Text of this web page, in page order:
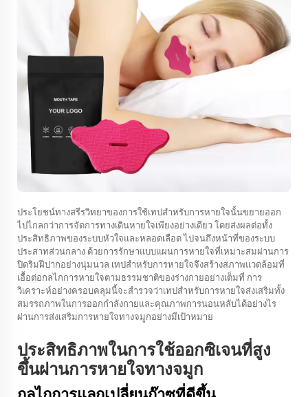
ประโยชน์ทางสรีรวิทยาของการใช้เทปสำหรับการหายใจนั้นขยายออก
ไปไกลกว่าการจัดการทางเดินหายใจเพียงอย่างเดียว โดยส่งผลต่อทั้ง
ประสิทธิภาพของระบบหัวใจและหลอดเลือด ไปจนถึงหน้าที่ของระบบ
ประสาทส่วนกลาง ด้วยการรักษาแบบแผนการหายใจที่เหมาะสมผ่านการ
ปิดริมฝีปากอย่างนุ่มนวล เทปสำหรับการหายใจจึงสร้างสภาพแวดล้อมที่
เอื้อต่อกลไกการหายใจตามธรรมชาติของร่างกายอย่างเต็มที่ การ
วิเคราะห์อย่างครอบคลุมนี้จะสำรวจว่าเทปสำหรับการหายใจส่งเสริมทั้ง
สมรรถภาพในการออกกำลังกายและคุณภาพการนอนหลับได้อย่างไร
ผ่านการส่งเสริมการหายใจทางจมูกอย่างมีเป้าหมาย
ประสิทธิภาพในการใช้ออกซิเจนที่สูง
ขึ้นผ่านการหายใจทางจมูก